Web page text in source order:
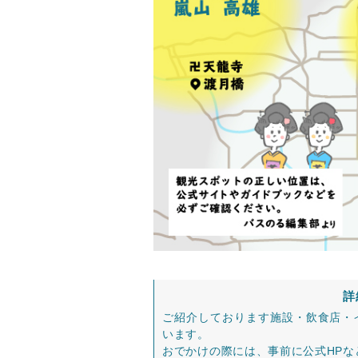
詳
ご紹介しております施設・飲食店
います。
おでかけの際には、事前に公式HP